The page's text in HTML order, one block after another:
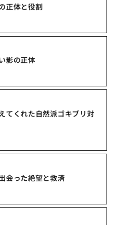
正体と役割
影の正体
てくれた自然派ゴキブリ対
会った絶望と救済